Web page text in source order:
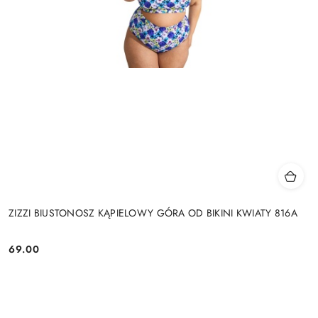
ZIZZI BIUSTONOSZ KĄPIELOWY GÓRA OD BIKINI KWIATY 816A
Cena:
69.00